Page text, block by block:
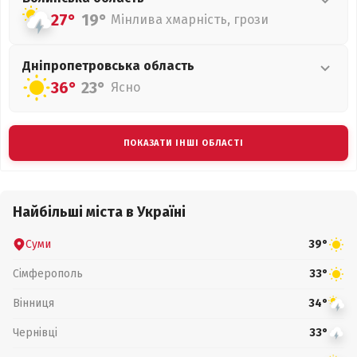
27° 19° Мінлива хмарність, грози
Дніпропетровська область
36° 23° Ясно
ПОКАЗАТИ ІНШІ ОБЛАСТІ
Найбільші міста в Україні
Суми 39°
Сімферополь 33°
Вінниця 34°
Чернівці 33°